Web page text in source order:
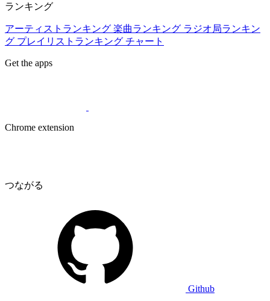
ランキング
アーティストランキング 楽曲ランキング ラジオ局ランキン
グ プレイリストランキング チャート
Get the apps
Chrome extension
つながる
Github